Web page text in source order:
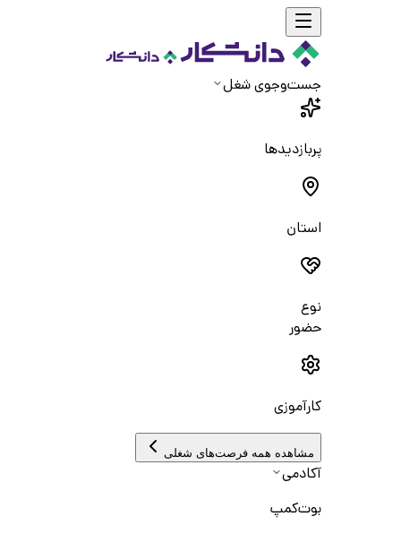
جست‌و‌جوی شغل
پربازدیدها
استان
نوع
حضور
کارآموزی
مشاهده همه فرصت‌های شغلی
آکادمی
بوت‌کمپ